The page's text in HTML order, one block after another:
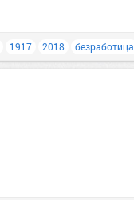
1917 2018 безработица